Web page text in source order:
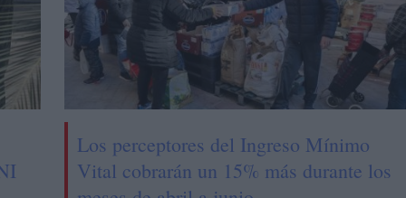
Los perceptores del Ingreso Mínimo
Vital cobrarán un 15% más durante los